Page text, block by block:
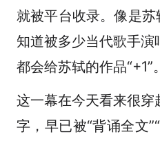
就被平台收录。像是苏
知道被多少当代歌手
都会给苏轼的作品“+1”。
这一幕在今天看来很穿
字，早已被“背诵全文